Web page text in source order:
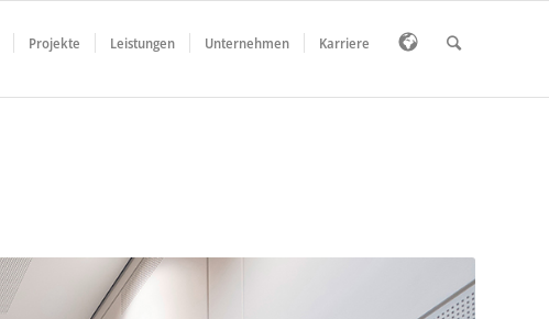
Projekte Leistungen Unternehmen Karriere